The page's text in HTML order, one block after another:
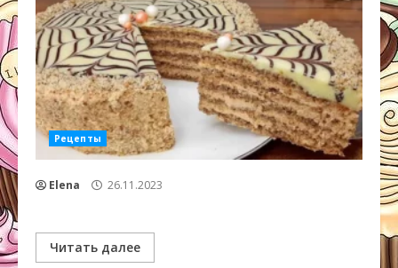
Рецепты
Elena 26.11.2023
Читать далее